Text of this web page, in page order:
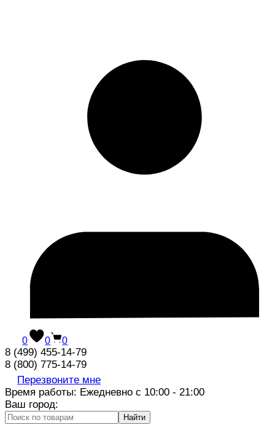
0 0 0
8 (499) 455-14-79
8 (800) 775-14-79
Перезвоните мне
Время работы: Ежедневно с 10:00 - 21:00
Ваш город:
Найти